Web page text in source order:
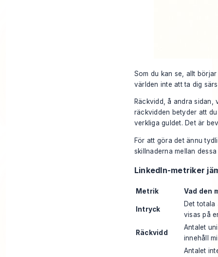
Som du kan se, allt
världen inte att ta dig
Räckvidd, å andra sidan,
räckvidden betyder att
verkliga guldet. Det är
För att göra det ännu
skillnaderna mellan
LinkedIn-metriker
Metrik Vad den
Intryck
Det totala
visas på
Räckvidd
Antalet
innehåll
Antalet